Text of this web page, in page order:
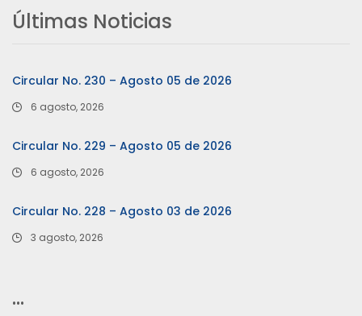
Últimas Noticias
Circular No. 230 – Agosto 05 de 2026
6 agosto, 2026
Circular No. 229 – Agosto 05 de 2026
6 agosto, 2026
Circular No. 228 – Agosto 03 de 2026
3 agosto, 2026
…